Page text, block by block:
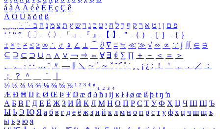
á à Á À é è É È ç Ç ê
Ä Ö Ü ä ö ü ß
ִֶֹ ֻּ ׁׂ פ ם ן ו ט א ר ק ף ך ל ח י ע כ ג ד ש ץ ת צ מ נ ה ב
‘ ’ “ ” 〔 〕 〈 〉 「 」 『 』 【 】 ＂ （ ） ［ ］ ｛ ｝
± × ÷ ≠ ≤ ≥ ∞ ∴ ♂ ♀ ∠ ⊥ ⌒ ∂ ∇ ≡ ≒ ≪ ≫ √ ∽ ∝ ∵ ∫ ∬ ∈ ∋
⊆ ⊇ ⊂ ⊃ ∪ ∩ ∧ ∨ ￢ ⇒ ⇔ ∀ ∃ ∮ ∑ ∏ ＋ － ＜ ＝
＞
、
。 · ‥ … ¨ 〃 ― ＼ ∼ ´ ～ ˇ ˘ ˝ ˚ ˙ ¸ ¡ ¿ ː ！ ＇ ， ． ／
：
；
？ ＾ ｀
½ ⅓ ⅔ ¼ ¾ ⅛ ⅜ ⅝ ⅞ ¹ ² ³ ⁴ ⁿ ₁ ₂ ₃ ₄
Æ Ð Ħ Ĳ Ł Ø Œ Þ Ŧ Ŋ æ đ ð ħ ı ĳ ĸ ŀ ł ø œ ß þ ŧ ŋ ŉ
А Б В Г Д Е Ё Ж З И Й К Л М Н О П Р С Т У Ф Х Ц Ч Ш Щ Ъ
Ы Ь Э Ю Я а б в г д е ё ж з и й к л м н о п р с т у ф х ц ч ш щ ъ
ы ь э ю я